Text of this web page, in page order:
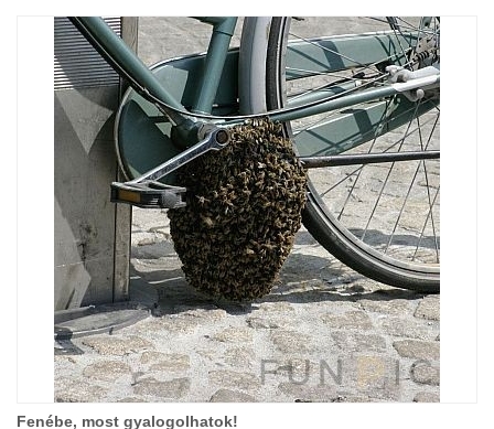
Fenébe, most gyalogolhatok!